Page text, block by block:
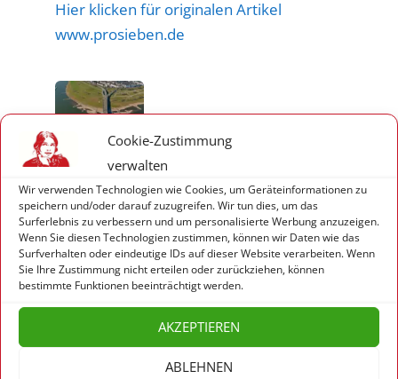
Cookie-Zustimmung
verwalten
Wir verwenden Technologien wie Cookies, um Geräteinformationen zu
speichern und/oder darauf zuzugreifen. Wir tun dies, um das
Surferlebnis zu verbessern und um personalisierte Werbung anzuzeigen.
Wenn Sie diesen Technologien zustimmen, können wir Daten wie das
Surfverhalten oder eindeutige IDs auf dieser Website verarbeiten. Wenn
Sie Ihre Zustimmung nicht erteilen oder zurückziehen, können
bestimmte Funktionen beeinträchtigt werden.
AKZEPTIEREN
ABLEHNEN
Hier klicken für originalen Artikel
www.prosieben.de
“Der Krieg trifft die Ärmsten am
heftigsten”
26. Februar 2022
Der Krieg trifft die Aermsten am
Angriff auf die Ukraine fordert die in
Kiew geborene Grünen-Politikerin
Marina Weisband harte Sanktionen